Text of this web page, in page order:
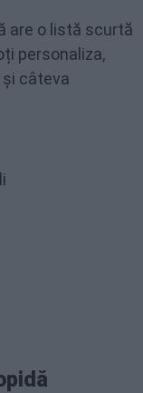
are o listă scurtă
personaliza,
și câteva